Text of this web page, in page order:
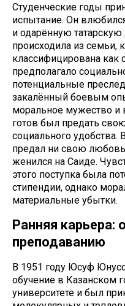
Студенческие годы
испытание. Он
и одарённую
происходила из семьи,
классифицирована как
предполагало
потенциальные
закалённый боевым
моральное мужество и
готов был предать
социального удобства.
предал ни свою
женился на Саиде.
этого поступка была
стипендии, однако
материальные убытки.
Ранняя карьера:
преподаванию
В 1951 году Юсуф
обучение в Казанском
университете и был